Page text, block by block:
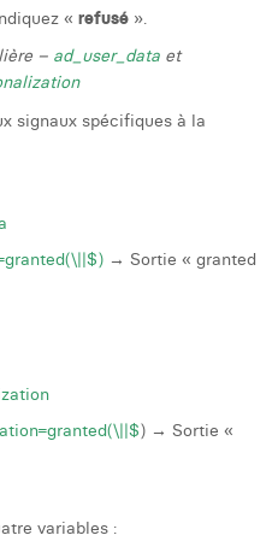
« refusé ».
– ad_user_data et
signaux spécifiques à la
→ Sortie « granted
) → Sortie «
variables :